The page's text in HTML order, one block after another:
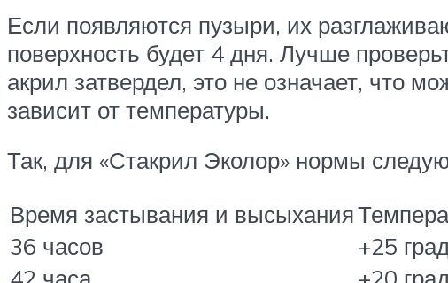
Если появляются пузыри, их
поверхность будет 4 дня. Лучше
акрил затвердел, это не означает, что
зависит от температуры.
Так, для «Стакрил Эколор» нормы
Время застывания и высыхания
36 часов
+25